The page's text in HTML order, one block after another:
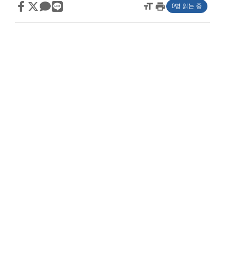
format_sizeprint 0명 읽는 중